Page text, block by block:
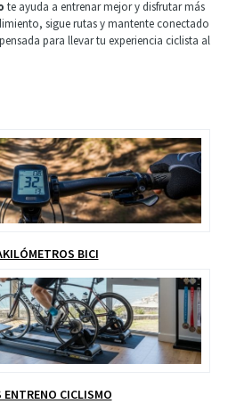
te ayuda a entrenar mejor y disfrutar más
sigue rutas y mantente conectado
para llevar tu experiencia ciclista al
BICI
ENTRENO CICLISMO